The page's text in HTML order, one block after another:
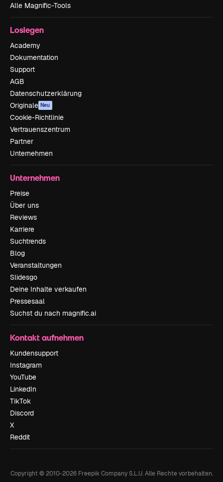
Alle Magnific-Tools
Loslegen
Academy
Dokumentation
Support
AGB
Datenschutzerklärung
Originale Neu
Cookie-Richtlinie
Vertrauenszentrum
Partner
Unternehmen
Unternehmen
Preise
Über uns
Reviews
Karriere
Suchtrends
Blog
Veranstaltungen
Slidesgo
Deine Inhalte verkaufen
Pressesaal
Suchst du nach magnific.ai
Kontakt aufnehmen
Kundensupport
Instagram
YouTube
LinkedIn
TikTok
Discord
X
Reddit
Copyright © 2010-2026Freepik Company S.L.U. Alle Rechte vorbehalten.